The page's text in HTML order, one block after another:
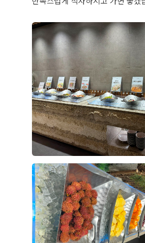
한복대여, 1층 헤어&메이크업이 가
곳 들리실 필요없어서 그냥 바로
한복대여 계약도 했습니다. 너무 편
뿌듯합니다.
예랑이와의 둘만의 결혼식이 아닌만
연회장 분위기도 걱정했었는데 전혀
요. 정말 잘 계약한 것 같습니다. :ㅇ
27년 7월이 예식이지만 얼마안남았
베뉴를 선택할 수 있어서 참 행복해
후기가 도움이 되었나요?
양승모, 황새미 2026-08-08 6명
결혼 준비를 시작하면서 생각보다 알
업체를 선택하는 과정도 쉽지 않았
해본 후 상담을 받아보니 왜 많은 분
것 같았습니다. 처음 상담할 때부터
위기에서 진행해 주셔서 부담 없이
수 있었고, 제가 잘 몰랐던 부분까지
설명해 주셔서 이해하기 쉬웠습니
하기보다는 저희가 원하는 스타일
요한 부분을 꼼꼼하게 안내해 주신
담을 받으면서 결혼 준비에 대한 막
었고, 무엇보다 담당해 주시는 분께
챙겨주실 것 같다는 믿음이 생겨 계
니다. 아직 준비해야 할 과정이 많이
터 기분 좋게 준비할 수 있어서 만족
더 보기